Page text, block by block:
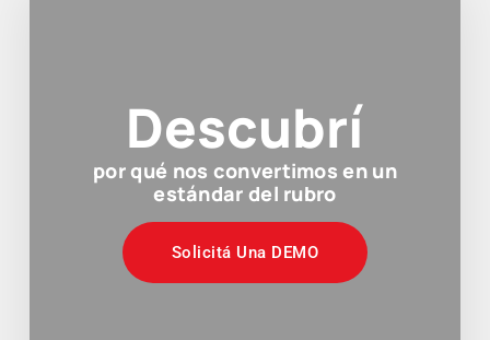
Descubrí
por qué nos convertimos en un
estándar del rubro
Solicitá Una DEMO